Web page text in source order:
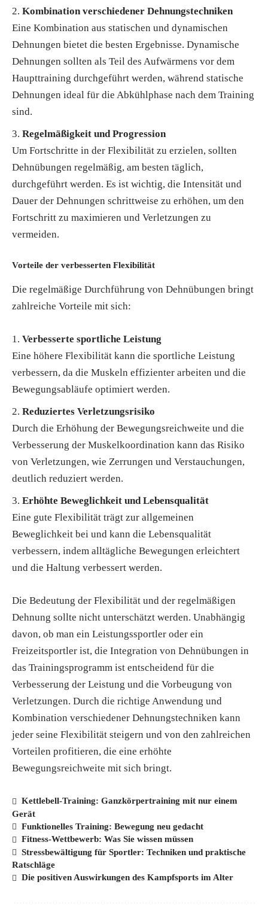
Kombination verschiedener Dehnungstechniken
Eine Kombination aus statischen und dynamischen
Dehnungen bietet die besten Ergebnisse. Dynamische
Dehnungen sollten als Teil des Aufwärmens vor dem
Haupttraining durchgeführt werden, während statische
Dehnungen ideal für die Abkühlphase nach dem Training
sind.
Regelmäßigkeit und Progression
Um Fortschritte in der Flexibilität zu erzielen, sollten
Dehnübungen regelmäßig, am besten täglich,
durchgeführt werden. Es ist wichtig, die Intensität und
Dauer der Dehnungen schrittweise zu erhöhen, um den
Fortschritt zu maximieren und Verletzungen zu
vermeiden.
Vorteile der verbesserten Flexibilität
Die regelmäßige Durchführung von Dehnübungen bringt
zahlreiche Vorteile mit sich:
Verbesserte sportliche Leistung
Eine höhere Flexibilität kann die sportliche Leistung
verbessern, da die Muskeln effizienter arbeiten und die
Bewegungsabläufe optimiert werden.
Reduziertes Verletzungsrisiko
Durch die Erhöhung der Bewegungsreichweite und die
Verbesserung der Muskelkoordination kann das Risiko
von Verletzungen, wie Zerrungen und Verstauchungen,
deutlich reduziert werden.
Erhöhte Beweglichkeit und Lebensqualität
Eine gute Flexibilität trägt zur allgemeinen
Beweglichkeit bei und kann die Lebensqualität
verbessern, indem alltägliche Bewegungen erleichtert
und die Haltung verbessert werden.
Die Bedeutung der Flexibilität und der regelmäßigen
Dehnung sollte nicht unterschätzt werden. Unabhängig
davon, ob man ein Leistungssportler oder ein
Freizeitsportler ist, die Integration von Dehnübungen in
das Trainingsprogramm ist entscheidend für die
Verbesserung der Leistung und die Vorbeugung von
Verletzungen. Durch die richtige Anwendung und
Kombination verschiedener Dehnungstechniken kann
jeder seine Flexibilität steigern und von den zahlreichen
Vorteilen profitieren, die eine erhöhte
Bewegungsreichweite mit sich bringt.
Kettlebell-Training: Ganzkörpertraining mit nur einem
Gerät
Funktionelles Training: Bewegung neu gedacht
Fitness-Wettbewerb: Was Sie wissen müssen
Stressbewältigung für Sportler: Techniken und praktische
Ratschläge
Die positiven Auswirkungen des Kampfsports im Alter